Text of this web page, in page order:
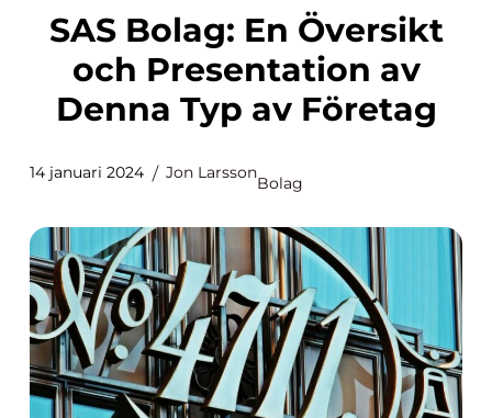
SAS Bolag: En Översikt
och Presentation av
Denna Typ av Företag
14 januari 2024 Jon Larsson
Bolag